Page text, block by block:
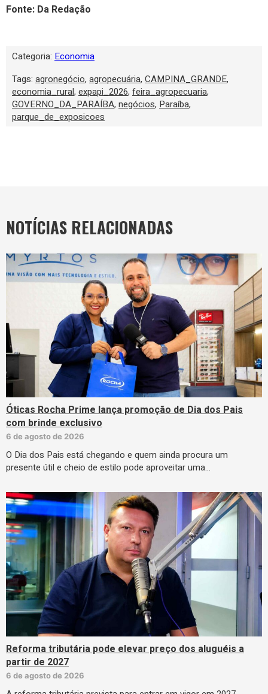
Fonte: Da Redação
Categoria: Economia
Tags: agronegócio, agropecuária, CAMPINA_GRANDE,
economia_rural, expapi_2026, feira_agropecuaria,
GOVERNO_DA_PARAÍBA, negócios, Paraíba,
parque_de_exposicoes
NOTÍCIAS RELACIONADAS
Óticas Rocha Prime lança promoção de Dia dos Pais
com brinde exclusivo
6 de agosto de 2026
O Dia dos Pais está chegando e quem ainda procura um
presente útil e cheio de estilo pode aproveitar uma…
Reforma tributária pode elevar preço dos aluguéis a
partir de 2027
6 de agosto de 2026